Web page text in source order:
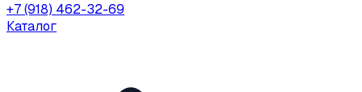
+7 (918) 462-32-69
Каталог